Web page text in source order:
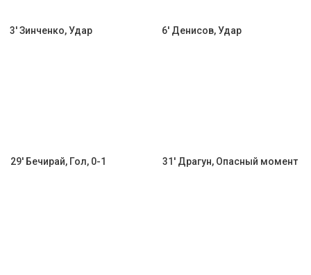
3' Зинченко, Удар 6' Денисов, Удар
29' Бечирай, Гол, 0-1 31' Драгун, Опасный момент